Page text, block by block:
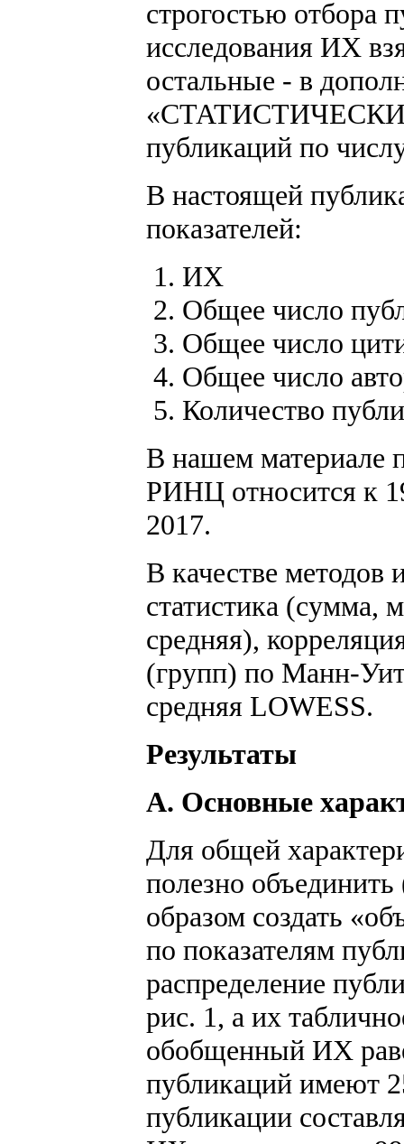
строгостью отбора
исследования ИХ
остальные - в
публикаций по
В настоящей
показателей:
ИХ
Общее число
Общее число
Общее число
Количество
В нашем материале
РИНЦ относится к
2017.
В качестве методов
статистика (сумма,
средняя),
(групп) по Манн-
средняя LOWESS.
Результаты
А. Основные
Для общей
полезно
образом создать
по показателям
распределение
рис. 1, а их
обобщенный ИХ
публикаций имеют
публикации